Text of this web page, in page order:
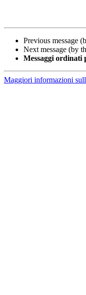
Previous message
Next message (by
Messaggi ordinati
Maggiori informazioni